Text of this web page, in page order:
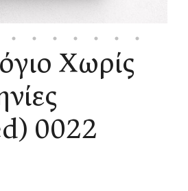
Χωρίς
0022